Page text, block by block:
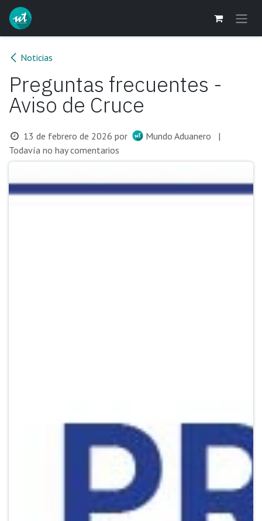
Ir al contenido
Noticias
Preguntas frecuentes -
Aviso de Cruce
13 de febrero de 2026 por Mundo Aduanero
|
Todavía no hay comentarios